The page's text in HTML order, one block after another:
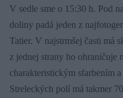
V sedle sme o 15:30 h. Pod
doliny padá jeden z
Tatier. V najstrmšej časti má
z jednej strany ho ohraničuje
charakteristickým sfarbením
Streleckých polí má takmer